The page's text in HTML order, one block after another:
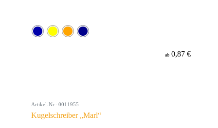
ab 0,87 €
Artikel-Nr.: 0011955
Kugelschreiber „Marl“